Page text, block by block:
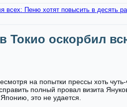
всех: Пеню хотят повысить в десять
Токио оскорбил
на попытки прессы хоть чуть-
полный провал визита
это не удается.